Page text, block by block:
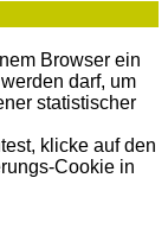
Browser ein
darf, um
statistischer
klicke auf den
Cookie in